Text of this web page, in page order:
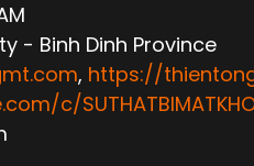
- Binh Dinh Province
, https://
c/